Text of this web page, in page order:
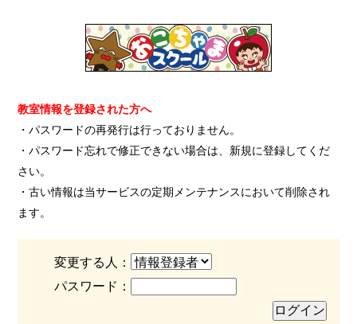
教室情報を登録された方へ
・パスワードの再発行は行っておりません。
・パスワード忘れで修正できない場合は、新規に登録してくだ
さい。
・古い情報は当サービスの定期メンテナンスにおいて削除され
ます。
変更する人：
パスワード：